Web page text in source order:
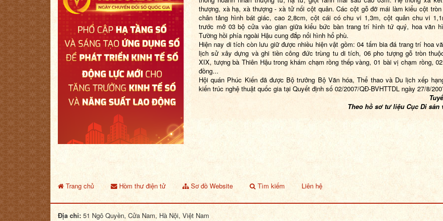
thượng, xà hạ, xà thượng - xà tử nối cột quân. Các cột gỗ đỡ mái làm kiểu cột
chân tảng hình bát giác, cao 2,8cm, cột cái có chu vi 1,3m, cột quân chu vi
trước mở 03 bộ cửa vào gian giữa kiểu bức bàn trang trí hình tứ quý, hoavăn
Tường hồi phía ngoài Hậu cung đắp nổi hình hổ phù.
Hiện nay di tích còn lưu giữ đượcnhiều hiện vật gồm: 04 tấm bia đá trang trí hoa
lịch sử xây dựng và ghi tiền công đức trùng tu di tích, 06 pho tượng gỗ tròn
XIX, tượng bà Thiên Hậu trong khám chạm rồng thếp vàng, 01 bài vị chạm rồng,
đồng...
Hội quán Phúc Kiến đã được Bộ trưởng Bộ Văn hóa, Thể thao và Du lịch xếp
kiến trúc nghệ thuật quốc gia tại Quyết định số 02/2007/QĐ-BVHTTDL ngày 27/8/
Theo hồ sơ tư liệu Cục Di sản
Trang chủ Hòm thư điện tử Sơ đồ Website Tìm kiếm Liên hệ
Địa chỉ: 51 Ngô Quyền, Cửa Nam, Hà Nội, Việt Nam